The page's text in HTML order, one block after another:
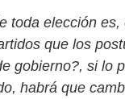
toda elección
que los
gobierno?, si lo
habrá que